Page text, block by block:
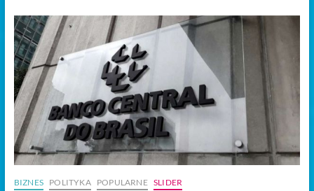
BIZNES POLITYKA POPULARNE SLIDER